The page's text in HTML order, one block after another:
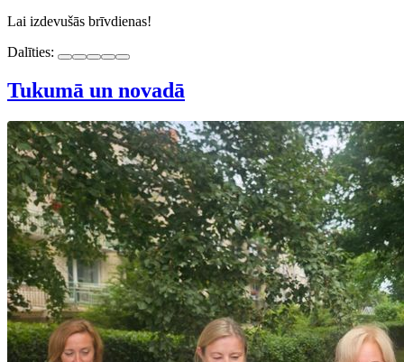
Lai izdevušās brīvdienas!
Dalīties:
Tukumā un novadā